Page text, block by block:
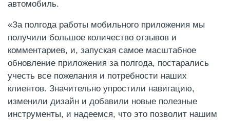
автомобиль.
«За полгода работы мобильного приложения мы
получили большое количество отзывов и
комментариев, и, запуская самое масштабное
обновление приложения за полгода, постарались
учесть все пожелания и потребности наших
клиентов. Значительно упростили навигацию,
изменили дизайн и добавили новые полезные
инструменты, и надеемся, что это позволит нашим